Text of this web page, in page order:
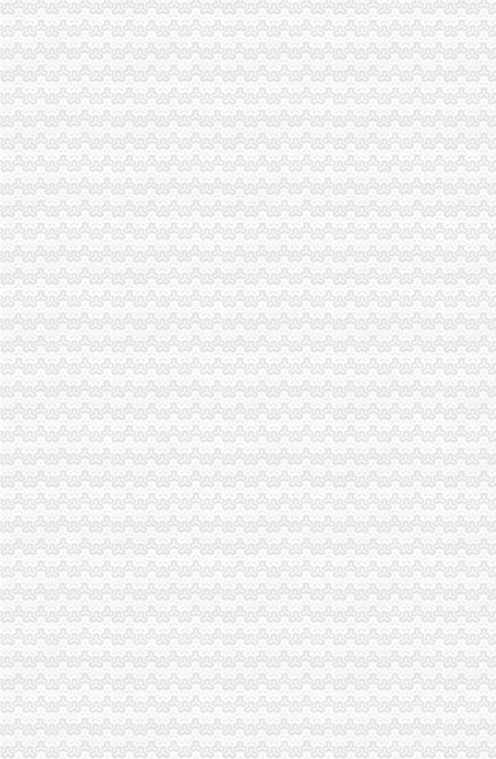
海关报关登记证书
申请海关报关单位注册登记证书,海关报关注册信息年度报告范本,
海关报关单位注册登记证书-荣誉证书-常州市金坛区环宇科学仪器厂
工商动态
全市重庆海关在哪里安全生产大排查大整大执法专项行动圆满完成
垫江县加微企补助资金监管
巴南区工商分局海关报关注册登记证书牵头召开行政执法与刑事司法衔接工作
巫山局开展“查究抓”海关报关注册登记证书推动各项工作
市海关报关登记证书局召开专题会议集中达全国工商行政管理工作会议精
工商干校微型企业创业培训2011年第一期培训班顺利开班
万州微型企业企发展第二期试点工作创业培训呈现五大点
永川局“三抓三定”重庆海关注册登记提升农村经纪人培训质量
云诞生家村镇银行
潼南局重庆海关注册多项措施促大要案查处取得新突破
渝北局重庆海关注册运用职能帮助企业融资八亿元
全市工商系统“六个必查”重庆海关注册登记筑牢食品安全监管防线
南川局重庆海关在哪里关注民生促进和谐大力推进12315行政执法体系建设
沙坪坝局在西永微电园开设市级重点项目行政审批“绿通道”重庆海关在哪里
市局副局长李林到万州区铁峰乡参加“三进三同”海关报关登记证书“结穷亲”活动
巫溪局从“五方面”重庆海关在哪里着力加纪检监察工作
永川局“四个加”海关报关注册登记证书化两节食品市场监管有实效
南川区人大主任陈均调研南川局海关报关登记证书工作
石柱县工商局加市重庆海关在哪里场监管为高考保驾护航
九龙坡区工商分局重庆海关在哪里出台《食品安全暗访工作办法》
重庆海关年报
2012年重庆海关税务、昆明海关税务报考条件？？-重庆公务员-
春节7天重庆海关验放进出境旅客2.78万人次-今日重庆-华龙网
进出口许可证办理流程
进出口许可证、两用物项和技术进出口电子更新、新做通知_深圳
丰台区公司进出口权办理手续及流程,北京北京市地区国内公司注册供
无纸化签约流程
通关无纸化三方协议签约基本流程（4）_中华文本库